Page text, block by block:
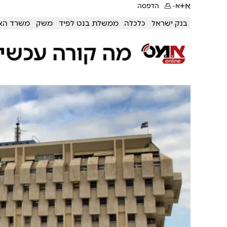
א+א- הדפסה
בנק ישראל כלכלה ממשלת בנט לפיד משק משרד